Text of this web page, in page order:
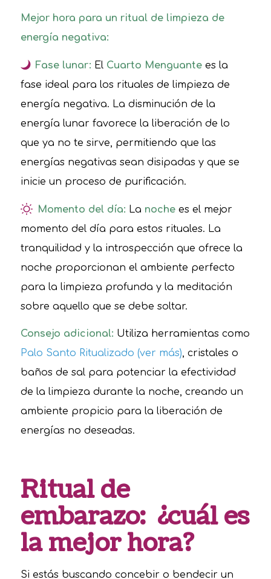
Mejor hora para un ritual de limpieza de
energía negativa:
Fase lunar: El Cuarto Menguantees la
fase ideal para los rituales de limpieza de
energía negativa. La disminución de la
energía lunar favorece la liberación de lo
que ya no te sirve, permitiendo que las
energías negativas sean disipadas y que se
inicie un proceso de purificación.
Momento del día: La nochees el mejor
momento del día para estos rituales. La
tranquilidad y la introspección que ofrece la
noche proporcionan el ambiente perfecto
para la limpieza profunda y la meditación
sobre aquello que se debe soltar.
Consejo adicional: Utiliza herramientas como
Palo Santo Ritualizado (ver más), cristales o
baños de sal para potenciar la efectividad
de la limpieza durante la noche, creando un
ambiente propicio para la liberación de
energías no deseadas.
Ritual de
embarazo: ¿cuál es
la mejor hora?
Si estás buscando concebir o bendecir un